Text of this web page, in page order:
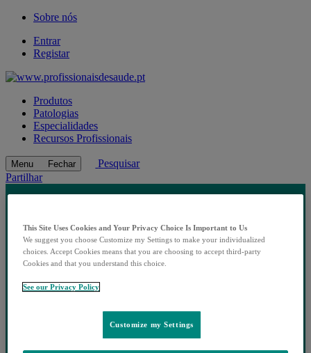
Sobre nós
Entrar
Registar
Produtos
Patologias
Especialidades
Recursos Profissionais
Menu Fechar
Pesquisar
Partilhar
This Site Uses Cookies and Your Privacy Choice Is Important to Us
We suggest you choose Customize my Settings to make your individualized
choices. Accept Cookies means that you are choosing to accept third-party
Cookies and that you understand this choice.
See our Privacy Policy
Customize my Settings